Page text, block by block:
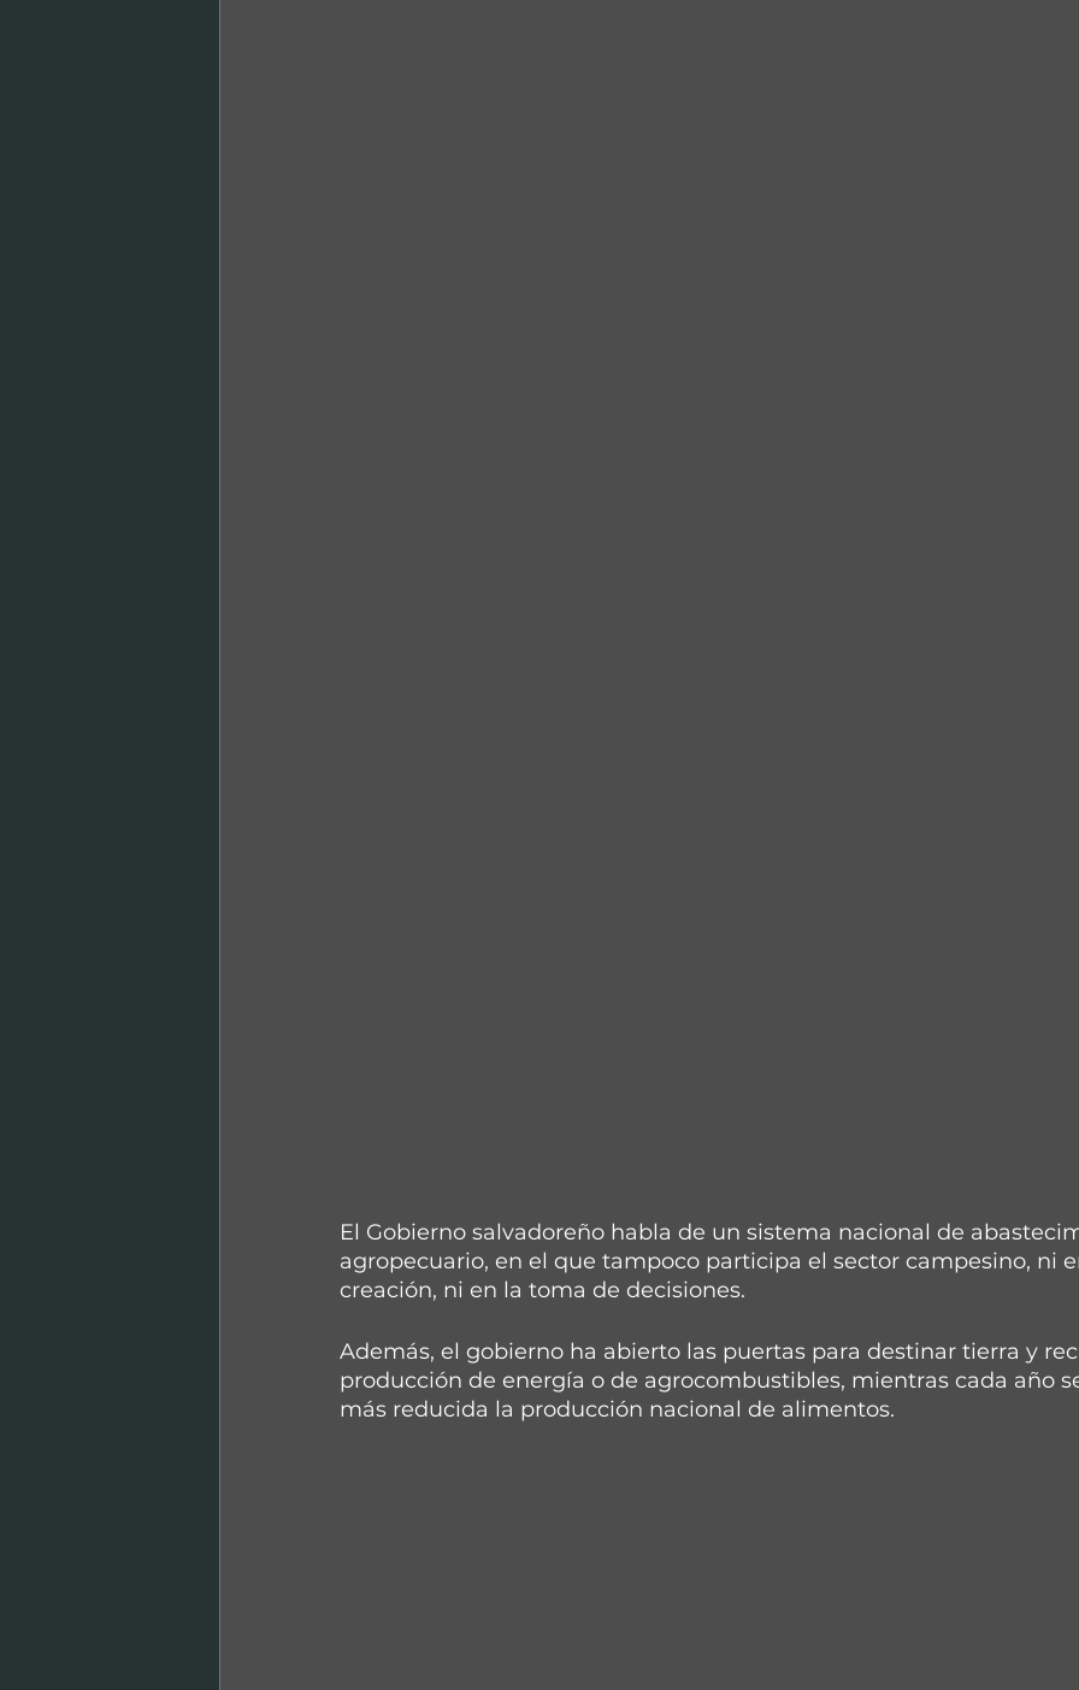
El Gobierno salvadoreño habla de un sistema nacional de
agropecuario, en el que tampoco participa el sector campesino, ni
creación, ni en la toma de decisiones.
Además, el gobierno ha abierto las puertas para destinar tierra y
producción de energía o de agrocombustibles, mientras cada año
más reducida la producción nacional de alimentos.